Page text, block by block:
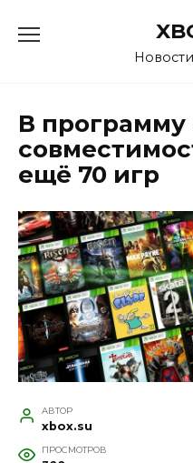
В программу
ещё 70 игр
АВТОР
xbox.su
ПРОСМОТРОВ